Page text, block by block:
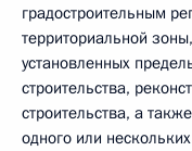
градостроительным
территориальной
установленных
строительства,
строительства, а
одного или